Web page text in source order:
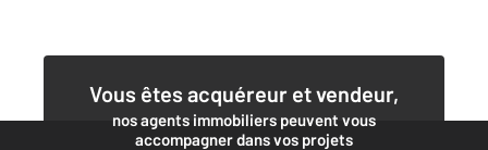
Vous êtes acquéreur et vendeur,
nos agents immobiliers peuvent vous
accompagner dans vos projets